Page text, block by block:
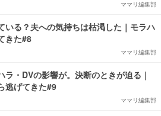
ママリ編集部
いる？夫への気持ちは枯渇した｜モラハ
きた#8
ママリ編集部
ラ・DVの影響が。決断のときが迫る｜
逃げてきた#9
ママリ編集部